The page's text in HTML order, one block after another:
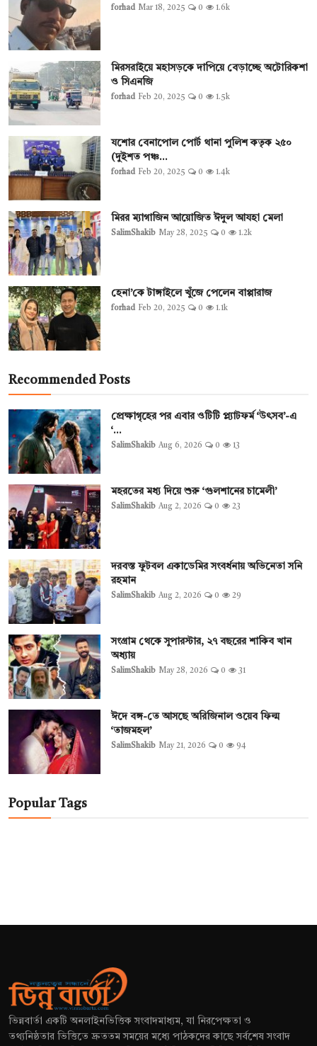
forhad Mar 18, 2025 0 1.6k
মিরসরাইয়ে মহাসড়কে দাপিয়ে বেড়াচ্ছে অটোরিকশা
ও সিএনজি
forhad Feb 20, 2025 0 1.5k
যশোর বেনাপোল পোর্ট থানা পুলিশ কতৃক ২৫০
(দুইশত পঞ্চ...
forhad Feb 20, 2025 0 1.4k
মিরর ম্যাগাজিন আয়োজিত ঈদুল আযহা মেলা
SalimShakib May 28, 2025 0 1.2k
হেনা’কে টাঙ্গাইলে খুঁজে পেলেন বাপ্পারাজ
forhad Feb 20, 2025 0 1.1k
Recommended Posts
প্রেক্ষাগৃহের পর এবার ওটিটি প্ল্যাটফর্ম ‘উৎসব’-এ
‘...
SalimShakib Aug 6, 2026 0 13
মহরতের মধ্য দিয়ে শুরু ‘গুলশানের চামেলী’
SalimShakib Aug 2, 2026 0 23
দরবস্ত ফুটবল একাডেমির সংবর্ধনায় অভিনেতা সনি
রহমান
SalimShakib Aug 2, 2026 0 29
সংগ্রাম থেকে সুপারস্টার, ২৭ বছরের শাকিব খান
অধ্যায়
SalimShakib May 28, 2026 0 31
ঈদে বঙ্গ-তে আসছে অরিজিনাল ওয়েব ফিল্ম
‘তাজমহল’
SalimShakib May 21, 2026 0 94
Popular Tags
ভিন্নবার্তা একটি অনলাইনভিত্তিক সংবাদমাধ্যম, যা নিরপেক্ষতা ও
তথ্যনিষ্ঠতার ভিত্তিতে দ্রুততম সময়ের মধ্যে পাঠকদের কাছে সর্বশেষ সংবাদ